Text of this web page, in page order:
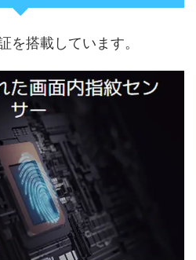
を搭載しています。